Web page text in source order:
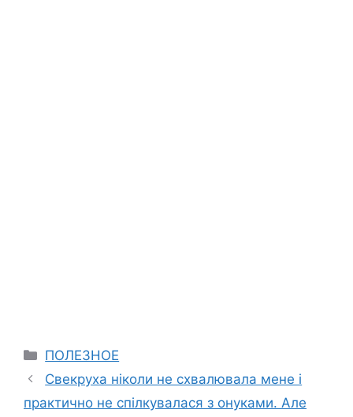
Categories
ПОЛЕЗНОЕ
Свекруха ніколи не схвалювала мене і
практично не спілкувалася з онуками. Але